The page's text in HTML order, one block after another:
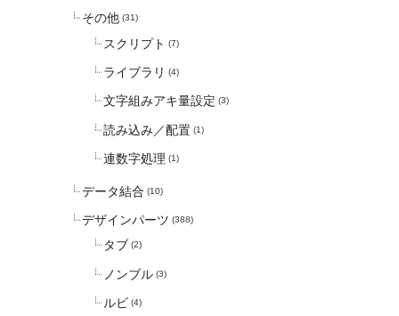
その他 (31)
スクリプト (7)
ライブラリ (4)
文字組みアキ量設定 (3)
読み込み／配置 (1)
連数字処理 (1)
データ結合 (10)
デザインパーツ (388)
タブ (2)
ノンブル (3)
ルビ (4)